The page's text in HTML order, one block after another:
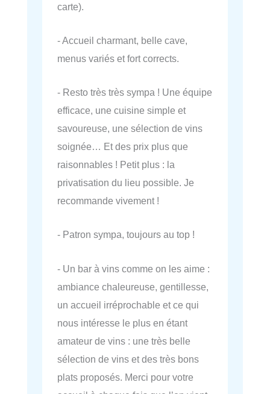
carte).
- Accueil charmant, belle cave,
menus variés et fort corrects.
- Resto très très sympa ! Une équipe
efficace, une cuisine simple et
savoureuse, une sélection de vins
soignée… Et des prix plus que
raisonnables ! Petit plus : la
privatisation du lieu possible. Je
recommande vivement !
- Patron sympa, toujours au top !
- Un bar à vins comme on les aime :
ambiance chaleureuse, gentillesse,
un accueil irréprochable et ce qui
nous intéresse le plus en étant
amateur de vins : une très belle
sélection de vins et des très bons
plats proposés. Merci pour votre